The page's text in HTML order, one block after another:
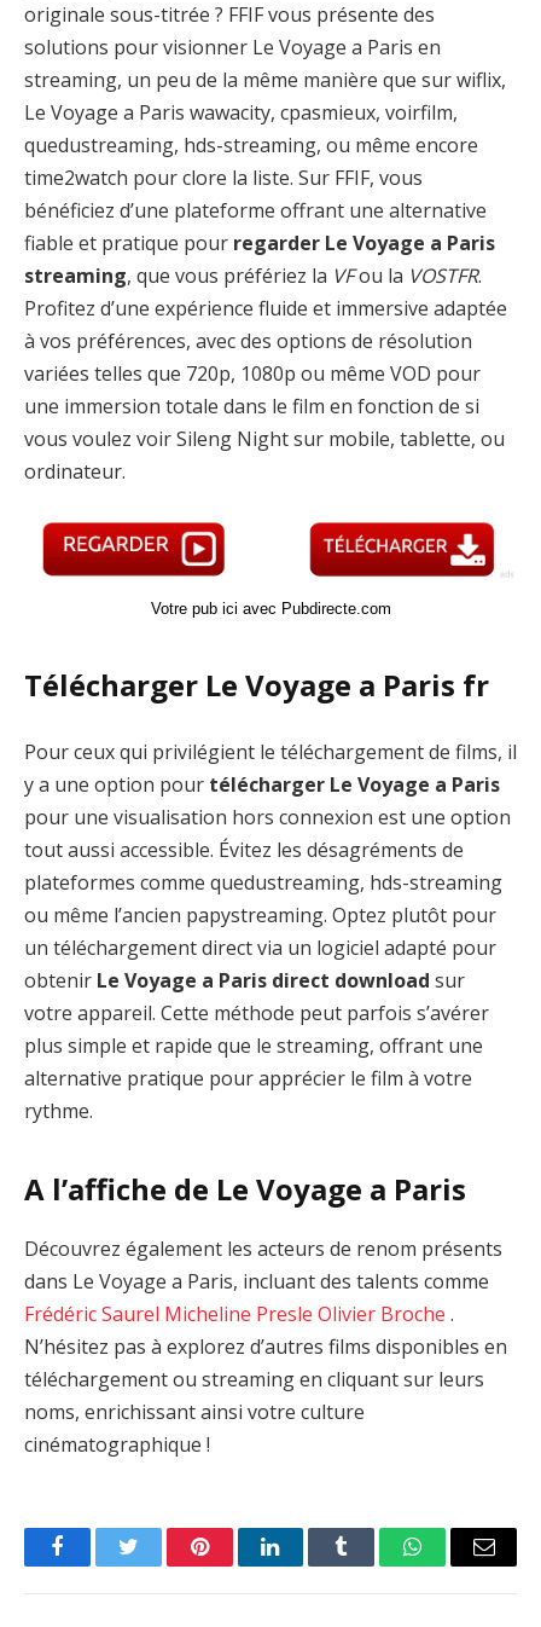
originale sous-titrée ? FFIF vous présente des
solutions pour visionner Le Voyage a Paris en
streaming, un peu de la même manière que sur wiflix,
Le Voyage a Paris wawacity, cpasmieux, voirfilm,
quedustreaming, hds-streaming, ou même encore
time2watch pour clore la liste. Sur FFIF, vous
bénéficiez d’une plateforme offrant une alternative
fiable et pratique pour regarder Le Voyage a Paris
streaming, que vous préfériez la VFou la VOSTFR.
Profitez d’une expérience fluide et immersive adaptée
à vos préférences, avec des options de résolution
variées telles que 720p, 1080p ou même VOD pour
une immersion totale dans le film en fonction de si
vous voulez voir Sileng Night sur mobile, tablette, ou
ordinateur.
Votre pub ici avec Pubdirecte.com
Télécharger Le Voyage a Paris fr
Pour ceux qui privilégient le téléchargement de films, il
y a une option pour télécharger Le Voyage a Paris
pour une visualisation hors connexion est une option
tout aussi accessible. Évitez les désagréments de
plateformes comme quedustreaming, hds-streaming
ou même l’ancien papystreaming. Optez plutôt pour
un téléchargement direct via un logiciel adapté pour
obtenir Le Voyage a Paris direct download sur
votre appareil. Cette méthode peut parfois s’avérer
plus simple et rapide que le streaming, offrant une
alternative pratique pour apprécier le film à votre
rythme.
A l’affiche de Le Voyage a Paris
Découvrez également les acteurs de renom présents
dans Le Voyage a Paris, incluant des talents comme
Frédéric Saurel Micheline Presle Olivier Broche .
N’hésitez pas à explorez d’autres films disponibles en
téléchargement ou streaming en cliquant sur leurs
noms, enrichissant ainsi votre culture
cinématographique !
FacebookTwitter PinterestLinkedInTumblr WhatsAppEmail